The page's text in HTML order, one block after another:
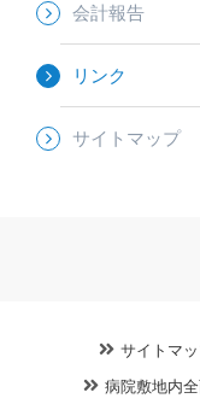
会計報告
リンク
サイトマップ
サイトマ
病院敷地内